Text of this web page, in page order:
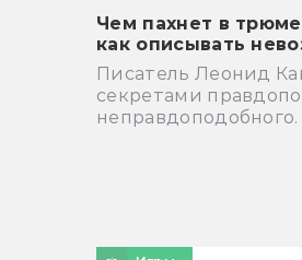
Чем пахнет в
как описывать
Писатель Леонид
секретами
неправдоподобного.